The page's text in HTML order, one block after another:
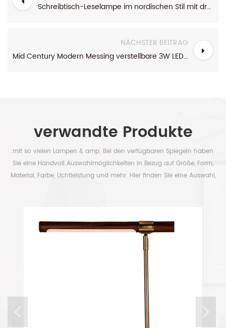
Schreibtisch-Leselampe im nordischen Stil mit drehbarem Kopf aus bronzefarbenem Metall
NÄCHSTER BEITRAG
Mid Century Modern Messing verstellbare 3W LED Schreibtisch-Leselampe
verwandte Produkte
mit so vielen Lampen & amp; Bei den verfügbaren Spiegeln haben
Sie eine Handvoll Auswahlmöglichkeiten in Bezug auf Größe, Form,
Material, Farbe, Lichtleistung und mehr. Hier finden Sie eine Auswahl,